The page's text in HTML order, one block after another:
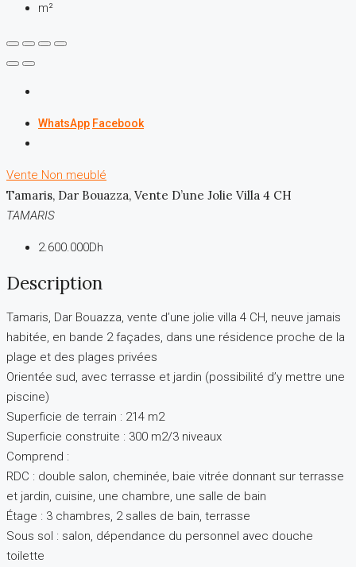
m²
WhatsApp Facebook
Vente Non meublé
Tamaris, Dar Bouazza, Vente D’une Jolie Villa 4 CH
TAMARIS
2.600.000Dh
Description
Tamaris, Dar Bouazza, vente d’une jolie villa 4 CH, neuve jamais
habitée, en bande 2 façades, dans une résidence proche de la
plage et des plages privées
Orientée sud, avec terrasse et jardin (possibilité d’y mettre une
piscine)
Superficie de terrain : 214 m2
Superficie construite : 300 m2/3 niveaux
Comprend :
RDC : double salon, cheminée, baie vitrée donnant sur terrasse
et jardin, cuisine, une chambre, une salle de bain
Étage : 3 chambres, 2 salles de bain, terrasse
Sous sol : salon, dépendance du personnel avec douche
toilette